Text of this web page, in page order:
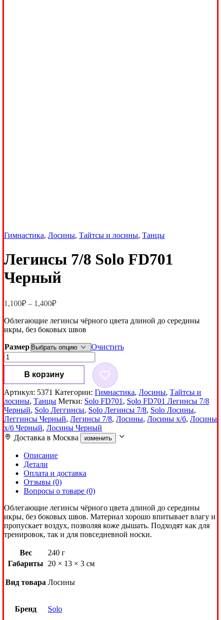
Гимнастика, Лосины, Тайтсы и лосины, Танцы
Легинсы 7/8 Solo FD701
Черный
1,100₽ – 1,400₽Диапазон
1,100₽
–
Облегающие легинсы чёрного цвета длиной до середины
икры, без боковых швов
Размер
Очистить
Количество
товара
Легинсы
7/8
Solo
FD701
Черный
В корзину
Артикул: 5371 Категории: Гимнастика, Лосины, Тайтсы и
лосины, Танцы Метки: Solo FD701 , Solo FD701 Легинсы 7/8
Черный, Solo Леггинсы, Solo Легинсы 7/8, Solo Лосины,
Леггинсы Черный, Легинсы 7/8, Лосины, Лосины х/б, Лосины
х/б Черный, Лосины Черный
Доставка в Москва изменить
Описание
Детали
Оплата и доставка
Отзывы (0)
Вопросы о товаре (0)
Облегающие легинсы чёрного цвета длиной до середины
икры, без боковых швов. Материал хорошо впитывает влагу и
пропускает воздух, позволяя коже дышать. Подходят как для
тренировок, так и для повседневной носки.
Вес
240 г
Габариты
20 × 13 × 3 см
Вид товара Лосины
Бренд Solo